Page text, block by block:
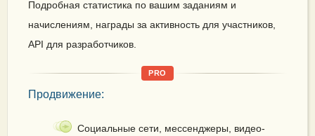
Подробная статистика по вашим заданиям и
начислениям, награды за активность для участников,
API для разработчиков.
PRO
Продвижение:
Социальные сети, мессенджеры, видео-